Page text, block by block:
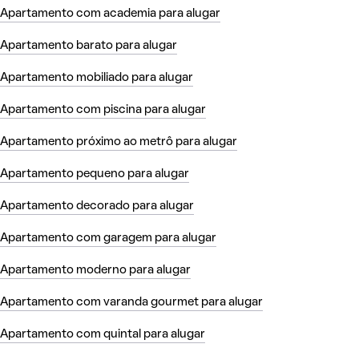
Apartamento com academia para alugar
Apartamento barato para alugar
Apartamento mobiliado para alugar
Apartamento com piscina para alugar
Apartamento próximo ao metrô para alugar
Apartamento pequeno para alugar
Apartamento decorado para alugar
Apartamento com garagem para alugar
Apartamento moderno para alugar
Apartamento com varanda gourmet para alugar
Apartamento com quintal para alugar